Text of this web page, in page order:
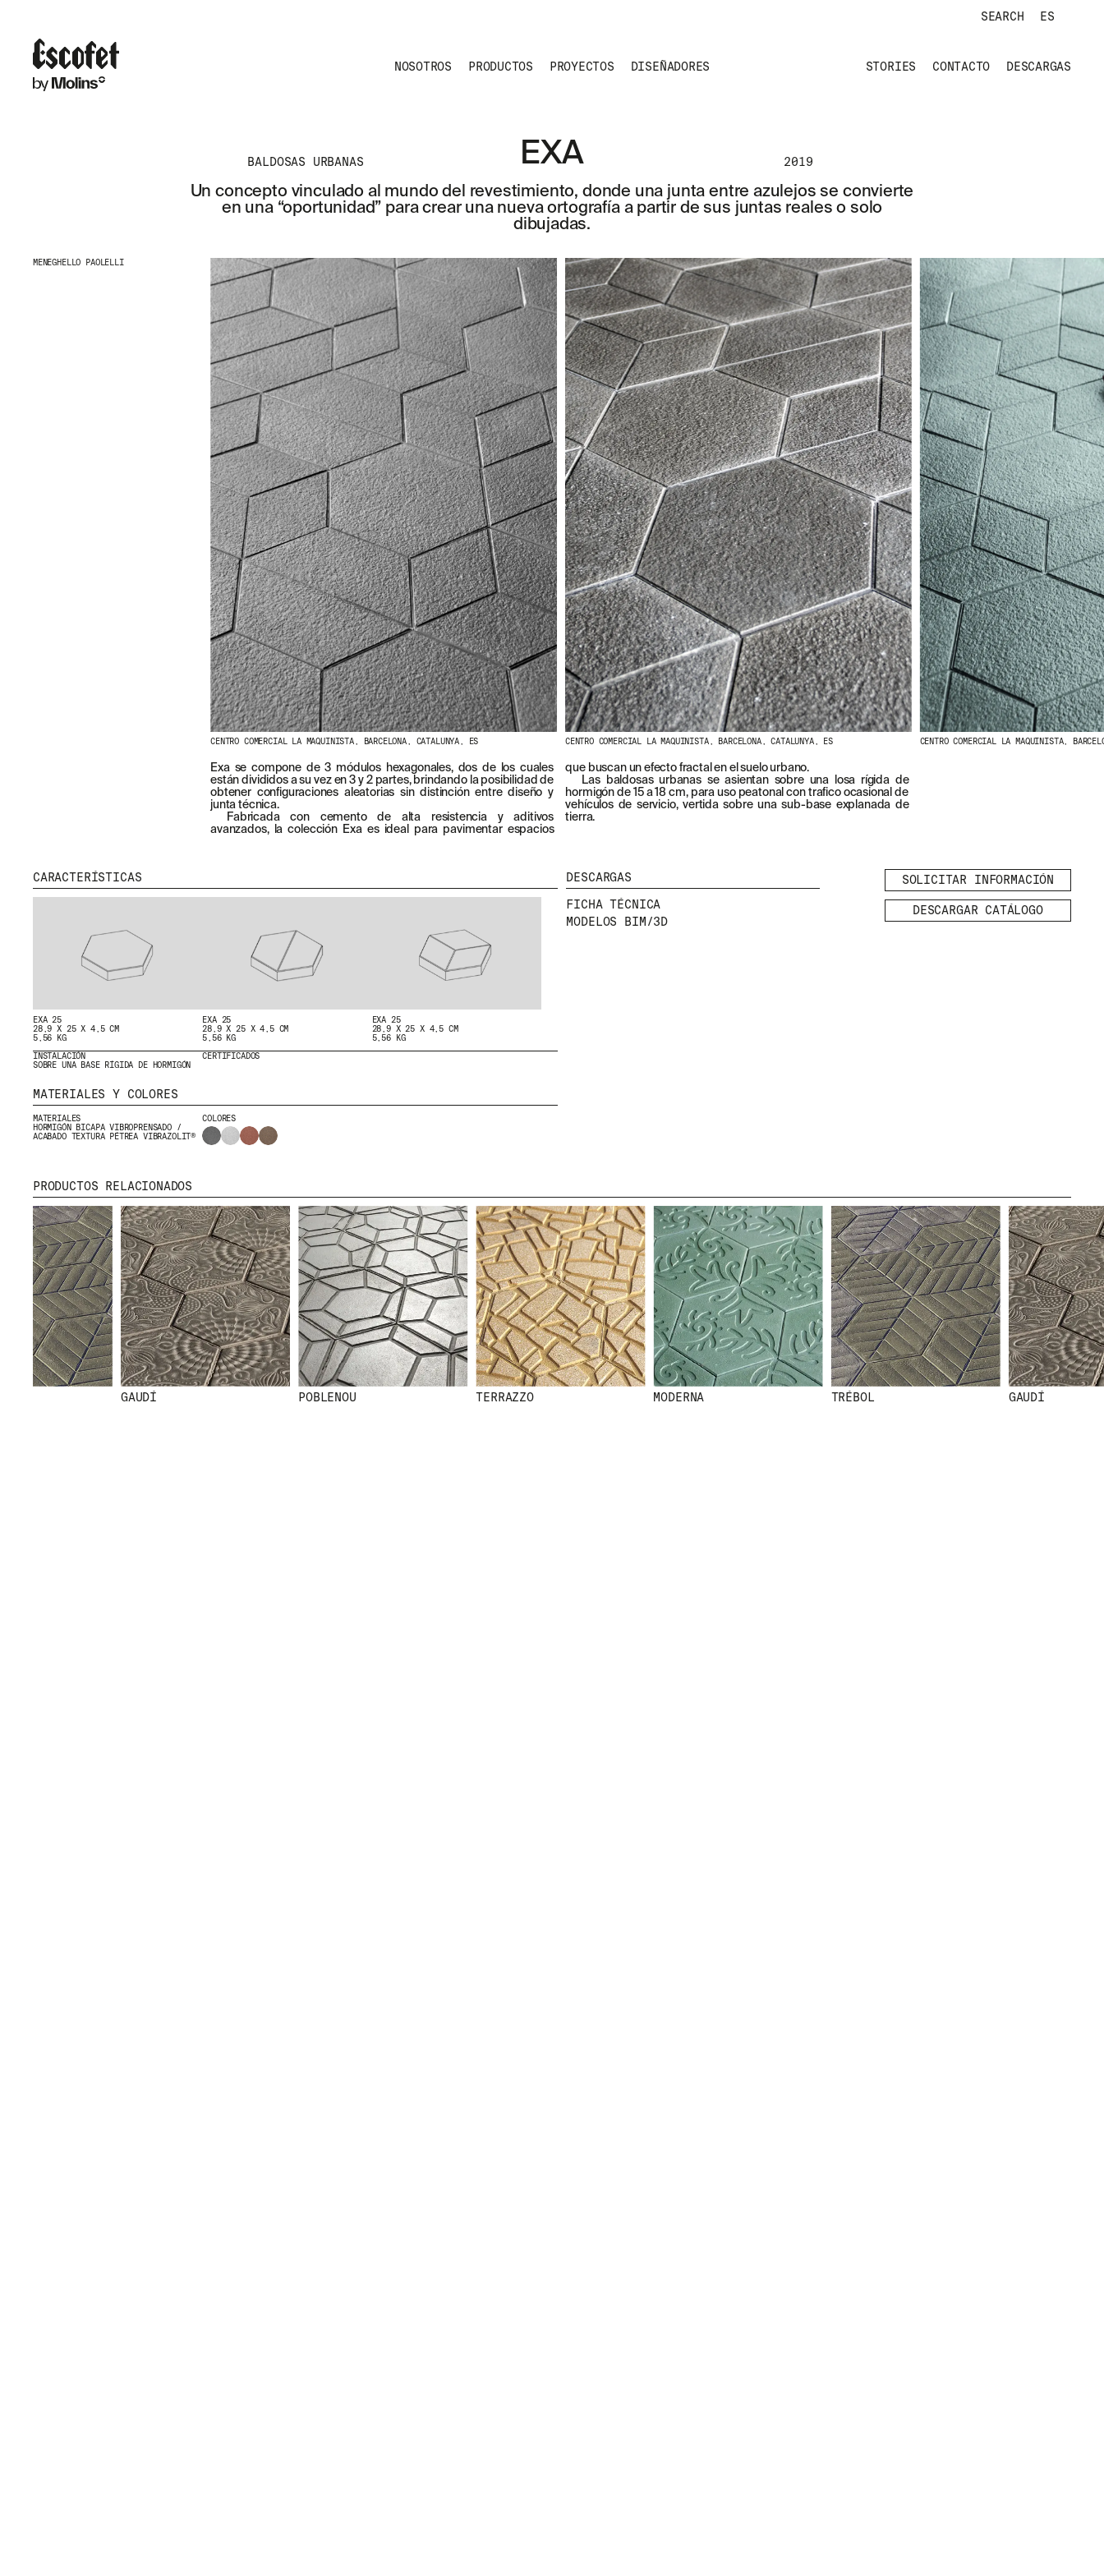
SEARCH ES
NOSOTROS PRODUCTOS PROYECTOS DISEÑADORES STORIES CONTACTO DESCARGAS
BALDOSAS URBANAS EXA 2019
Un concepto vinculado al mundo del revestimiento, donde una junta entre azulejos se convierte
en una “oportunidad” para crear una nueva ortografía a partir de sus juntas reales o solo
dibujadas.
MENEGHELLO PAOLELLI
CENTRO COMERCIAL LA MAQUINISTA, BARCELONA, CATALUNYA, ES CENTRO COMERCIAL LA MAQUINISTA, BARCELONA, CATALUNYA, ES CENTRO COMERCIAL LA MAQUINISTA,
Exa se compone de 3 módulos hexagonales, dos de los cuales
están divididos a su vez en 3 y 2 partes, brindando la posibilidad de
obtener configuraciones aleatorias sin distinción entre diseño y
junta técnica.
Fabricada con cemento de alta resistencia y aditivos
avanzados, la colección Exa es ideal para pavimentar espacios
que buscan un efecto fractal en el suelo urbano.
Las baldosas urbanas se asientan sobre una losa rígida de
hormigón de 15 a 18 cm, para uso peatonal con trafico ocasional de
vehículos de servicio, vertida sobre una sub-base explanada de
tierra.
CARACTERÍSTICAS
EXA 25
28,9 X 25 X 4,5 CM
5,56 KG
EXA 25
28,9 X 25 X 4,5 CM
5,56 KG
EXA 25
28,9 X 25 X 4,5 CM
5,56 KG
INSTALACIÓN
SOBRE UNA BASE RÍGIDA DE HORMIGÓN
CERTIFICADOS
MATERIALES Y COLORES
MATERIALES
HORMIGÓN BICAPA VIBROPRENSADO /
ACABADO TEXTURA PÉTREA VIBRAZOLIT®
COLORES
DESCARGAS
FICHA TÉCNICA
MODELOS BIM/3D
SOLICITAR INFORMACIÓN
DESCARGAR CATÁLOGO
PRODUCTOS RELACIONADOS
GAUDÍ POBLENOU TERRAZZO MODERNA TRÉBOL GAUDÍ
NOSOTROS
PRODUCTOS
PROYECTOS
CONTACTO
DESCARGAS
WE ARE MOLINS GO TO CORPORATE SITE
CERTIFICADOS